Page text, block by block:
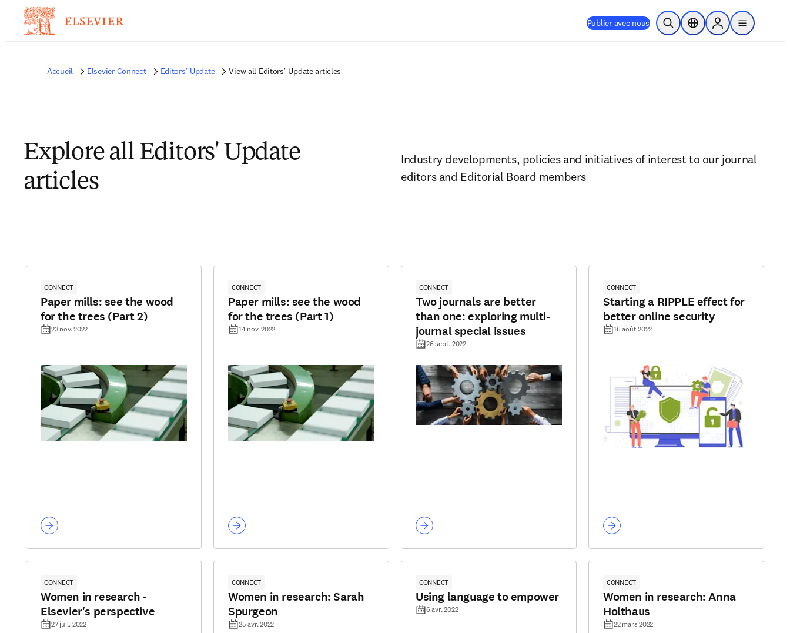
Publier avec nous Ouvrir la recherche
Sélecteur de localisation
Sign in to products
menu
Accueil Elsevier Connect Editors' Update View all Editors' Update articles
Explore all Editors' Update
articles
Industry developments, policies and initiatives of interest to our journal
editors and Editorial Board members
CONNECT
Paper mills: see the wood
for the trees (Part 2)
23 nov. 2022
CONNECT
Paper mills: see the wood
for the trees (Part 1)
14 nov. 2022
CONNECT
Two journals are better
than one: exploring multi-
journal special issues
26 sept. 2022
CONNECT
Starting a RIPPLE effect for
better online security
16 août 2022
CONNECT
Women in research -
Elsevier's perspective
27 juil. 2022
CONNECT
Women in research: Sarah
Spurgeon
25 avr. 2022
CONNECT
Using language to empower
6 avr. 2022
CONNECT
Women in research: Anna
Holthaus
22 mars 2022